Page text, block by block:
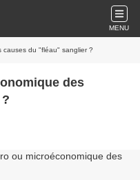
MENU
causes du "fléau" sanglier ?
des